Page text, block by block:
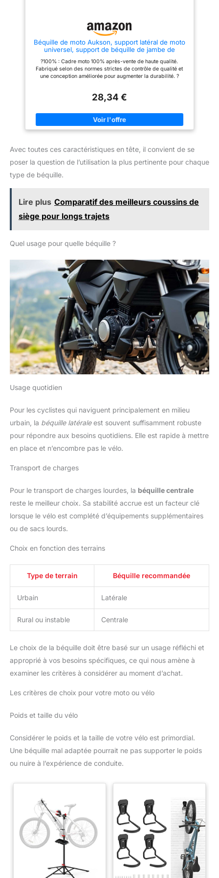
Béquille de moto Aukson, support latéral de moto
universel, support de béquille de jambe de
?100% : Cadre moto 100% après-vente de haute qualité.
Fabriqué selon des normes strictes de contrôle de qualité et
une conception améliorée pour augmenter la durabilité. ?
adapté à votre équipement avant de commander, je vous
support latéral de moto, hauteur réglable, facile à utiliser.
Conception antidérapante, performances stables et longue .
Supports latéraux réglables, six hauteurs de réglage en
qualité : ce trépied en alliage de moto est fabriqué en alliage
la corrosion. Ce produit peut r que la moto reste en sécurité. ?
Applicable : compatible, convient à la plupart des motos, alors
ne vous inquiétez pas de ne pas pouvoir installer le produit
pour r une position debout sûre. Conception de surface
antidérapante, stable et durable.
28,34 €
Avec toutes ces caractéristiques en tête, il convient de se
poser la question de l’utilisation la plus pertinente pour chaque
type de béquille.
Lire plus Comparatif des meilleurs coussins de
siège pour longs trajets
Quel usage pour quelle béquille ?
Usage quotidien
Pour les cyclistes qui naviguent principalement en milieu
urbain, la béquille latéraleest souvent suffisamment robuste
pour répondre aux besoins quotidiens. Elle est rapide à mettre
en place et n’encombre pas le vélo.
Transport de charges
Pour le transport de charges lourdes, la béquille centrale
reste le meilleur choix. Sa stabilité accrue est un facteur clé
lorsque le vélo est complété d’équipements supplémentaires
ou de sacs lourds.
Choix en fonction des terrains
Type de terrain Béquille recommandée
Urbain Latérale
Rural ou instable Centrale
Le choix de la béquille doit être basé sur un usage réfléchi et
approprié à vos besoins spécifiques, ce qui nous amène à
examiner les critères à considérer au moment d’achat.
Les critères de choix pour votre moto ou vélo
Poids et taille du vélo
Considérer le poids et la taille de votre vélo est primordial.
Une béquille mal adaptée pourrait ne pas supporter le poids
ou nuire à l’expérience de conduite.